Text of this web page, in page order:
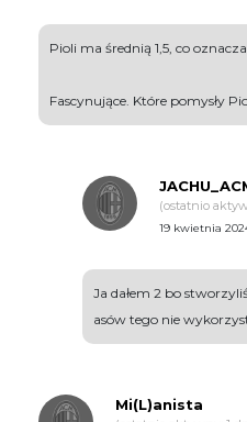
Pioli ma średnią 1,5, co
Fascynujące. Które pomysły
(ostatnio
19 kwietnia
Ja dałem 2 bo
asów tego nie
Mi(L)anista